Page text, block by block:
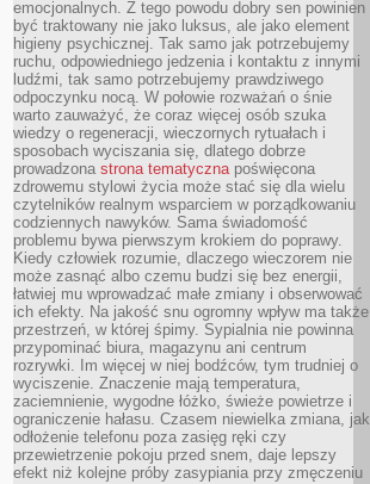
emocjonalnych. Z tego powodu dobry sen powinien
być traktowany nie jako luksus, ale jako element
higieny psychicznej. Tak samo jak potrzebujemy
ruchu, odpowiedniego jedzenia i kontaktu z innymi
ludźmi, tak samo potrzebujemy prawdziwego
odpoczynku nocą. W połowie rozważań o śnie
warto zauważyć, że coraz więcej osób szuka
wiedzy o regeneracji, wieczornych rytuałach i
sposobach wyciszania się, dlatego dobrze
prowadzona strona tematycznapoświęcona
zdrowemu stylowi życia może stać się dla wielu
czytelników realnym wsparciem w porządkowaniu
codziennych nawyków. Sama świadomość
problemu bywa pierwszym krokiem do poprawy.
Kiedy człowiek rozumie, dlaczego wieczorem nie
może zasnąć albo czemu budzi się bez energii,
łatwiej mu wprowadzać małe zmiany i obserwować
ich efekty. Na jakość snu ogromny wpływ ma także
przestrzeń, w której śpimy. Sypialnia nie powinna
przypominać biura, magazynu ani centrum
rozrywki. Im więcej w niej bodźców, tym trudniej o
wyciszenie. Znaczenie mają temperatura,
zaciemnienie, wygodne łóżko, świeże powietrze i
ograniczenie hałasu. Czasem niewielka zmiana, jak
odłożenie telefonu poza zasięg ręki czy
przewietrzenie pokoju przed snem, daje lepszy
efekt niż kolejne próby zasypiania przy zmęczeniu